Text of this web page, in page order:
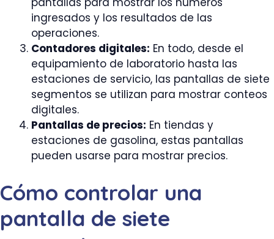
ingresados y los resultados de las
operaciones.
Contadores digitales: En todo, desde el
equipamiento de laboratorio hasta las
estaciones de servicio, las pantallas de siete
segmentos se utilizan para mostrar conteos
digitales.
Pantallas de precios: En tiendas y
estaciones de gasolina, estas pantallas
pueden usarse para mostrar precios.
Cómo controlar una
pantalla de siete